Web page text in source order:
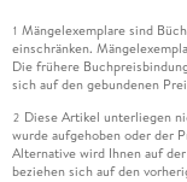
1 Mängelexemplare sind
einschränken.
Die frühere
sich auf den gebundenen
2 Diese Artikel unterliegen
wurde aufgehoben oder der
Alternative wird Ihnen auf
beziehen sich auf den